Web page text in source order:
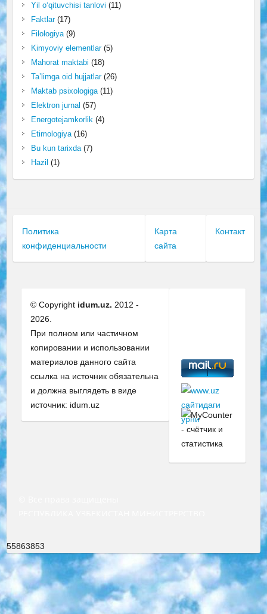
Yil o‘qituvchisi tanlovi (11)
Faktlar(17)
Filologiya(9)
Kimyoviy elementlar(5)
Mahorat maktabi (18)
Ta’limga oid hujjatlar(26)
Maktab psixologiga(11)
Elektron jurnal (57)
Energotejamkorlik(4)
Etimologiya(16)
Bu kun tarixda(7)
Hazil (1)
Политика
конфиденциальности
Карта
сайта
Контакт
© Copyright idum.uz. 2012 -
2026.
При полном или частичном
копировании и использовании
материалов данного сайта
ссылка на источник обязательна
и должна выглядеть в виде
источник: idum.uz
55863853